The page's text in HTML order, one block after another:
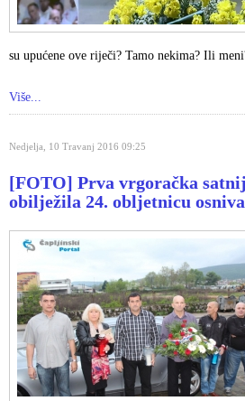
su upućene ove riječi? Tamo nekima? Ili
Više...
Nedjelja, 10 Travanj 2016 09:25
[FOTO] Prva vrgoračka
obilježila 24. obljetnicu